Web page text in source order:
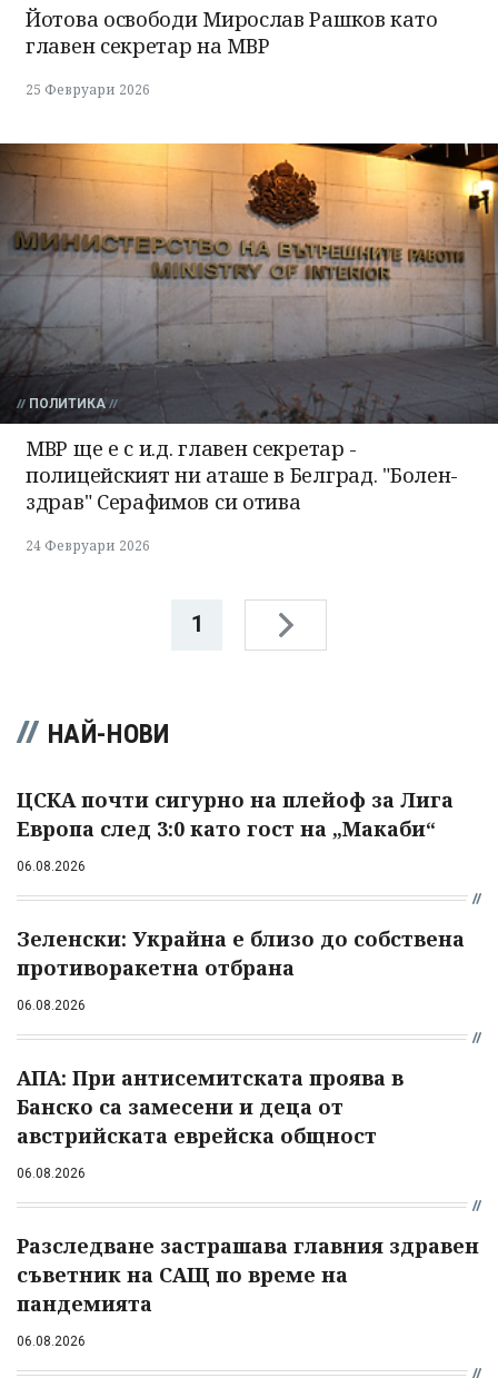
Йотова освободи Мирослав Рашков като
главен секретар на МВР
25 Февруари 2026
ПОЛИТИКА
МВР ще е с и.д. главен секретар -
полицейският ни аташе в Белград. "Болен-
здрав" Серафимов си отива
24 Февруари 2026
1
НАЙ-НОВИ
ЦСКА почти сигурно на плейоф за Лига
Европа след 3:0 като гост на „Макаби“
06.08.2026
Зеленски: Украйна е близо до собствена
противоракетна отбрана
06.08.2026
АПА: При антисемитската проява в
Банско са замесени и деца от
австрийската еврейска общност
06.08.2026
Разследване застрашава главния здравен
съветник на САЩ по време на
пандемията
06.08.2026